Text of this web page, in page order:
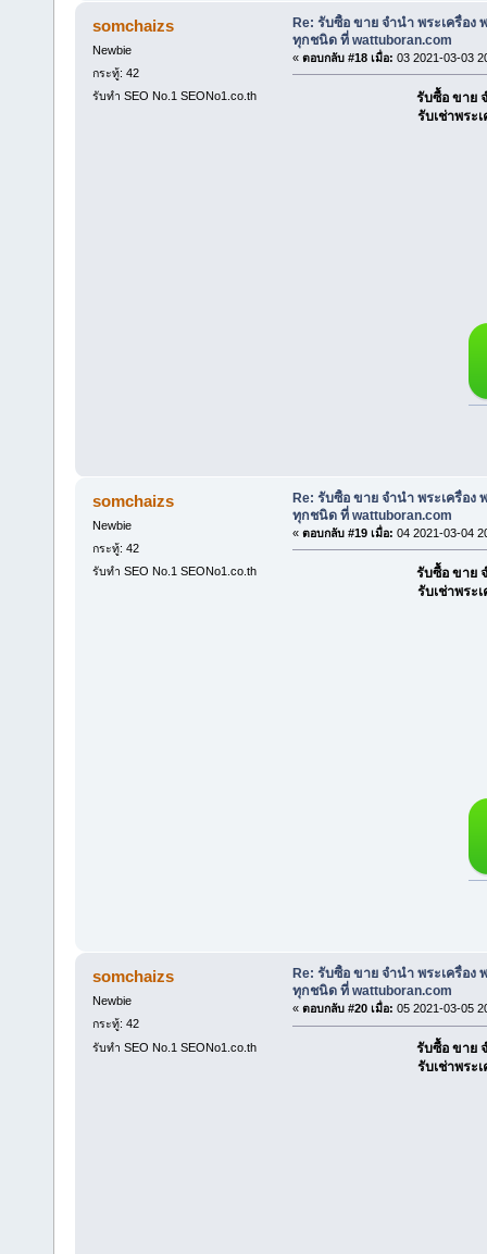
somchaizs
Newbie
กระทู้: 42
รับทำ SEO No.1 SEONo1.co.th
Re: รับซื้อ ขาย จำนำ พระเครื่อง
ทุกชนิด ที่ wattuboran.com
« ตอบกลับ #18 เมื่อ: 03 2021-03-03
รับซื้อ ขาย
รับเช่าพระ
somchaizs
Newbie
กระทู้: 42
รับทำ SEO No.1 SEONo1.co.th
Re: รับซื้อ ขาย จำนำ พระเครื่อง
ทุกชนิด ที่ wattuboran.com
« ตอบกลับ #19 เมื่อ: 04 2021-03-04
รับซื้อ ขาย
รับเช่าพระ
somchaizs
Newbie
กระทู้: 42
รับทำ SEO No.1 SEONo1.co.th
Re: รับซื้อ ขาย จำนำ พระเครื่อง
ทุกชนิด ที่ wattuboran.com
« ตอบกลับ #20 เมื่อ: 05 2021-03-05
รับซื้อ ขาย
รับเช่าพระ